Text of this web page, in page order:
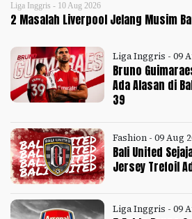
Liga Inggris - 10 Aug 2026
2 Masalah Liverpool Jelang Musim
Liga Inggris - 09
Bruno
Ada Alasan di
39
Fashion - 09 Aug
Bali United
Jersey Trefoil
Liga Inggris - 09